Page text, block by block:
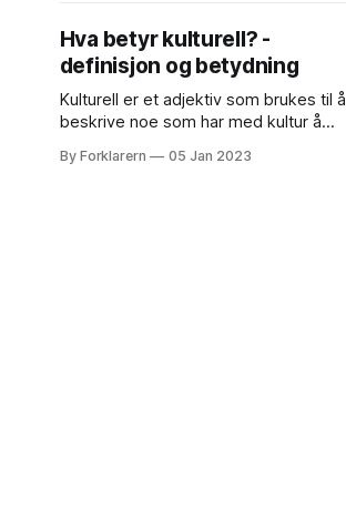
Hva betyr kulturell? -
definisjon og betydning
Kulturell er et adjektiv som brukes til å
beskrive noe som har med kultur å
måter, men en vanlig definisjon er at
By Forklarern 05 Jan 2023